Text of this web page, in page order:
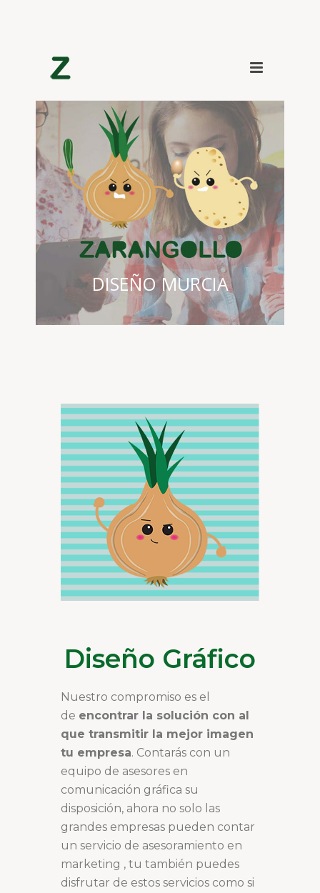
DISEÑO MURCIA
Diseño Gráfico
Nuestro compromiso es el
de encontrar la solución con al
que transmitir la mejor imagen
tu empresa. Contarás con un
equipo de asesores en
comunicación gráfica su
disposición, ahora no solo las
grandes empresas pueden contar
un servicio de asesoramiento en
marketing , tu también puedes
disfrutar de estos servicios como si